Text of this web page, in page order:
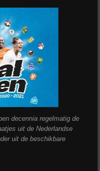
decennia regelmatig de
uit de Nederlandse
uit de beschikbare